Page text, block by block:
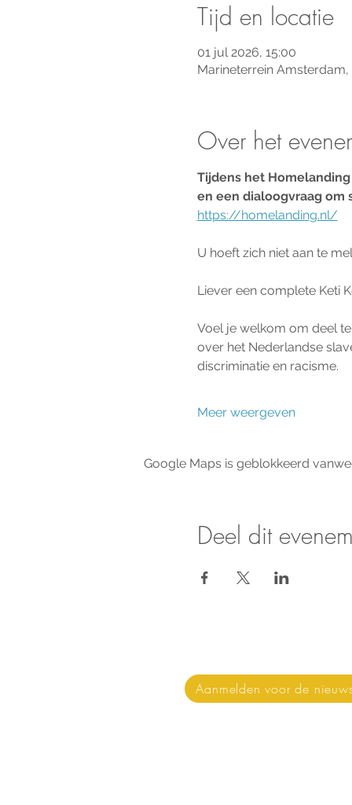
Tijd en locatie
01 jul 2026, 15:00
Marineterrein
Over het
Tijdens het
en een dialoogvraag om
https://homelanding.nl/
U hoeft zich niet aan te
Liever een complete Keti
Voel je welkom om deel
over het Nederlandse
discriminatie en racisme.
Meer weergeven
Google Maps is geblokkeerd
Deel dit
Aanmelden voor de